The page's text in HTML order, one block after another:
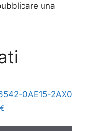
una
0AE15-2AX0
€